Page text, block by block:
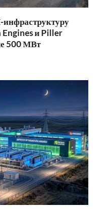
Engines и Piller
500 МВт